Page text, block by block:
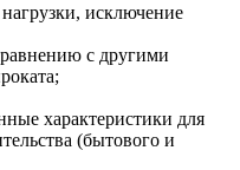
исключение
с другими
характеристики для
(бытового и